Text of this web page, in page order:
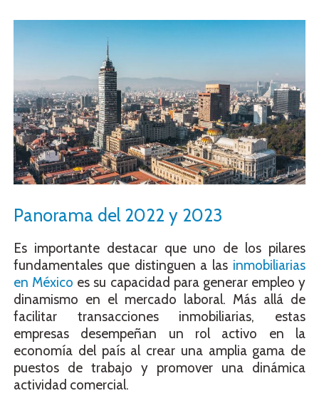
Panorama del 2022 y 2023
Es importante destacar que uno de los pilares
fundamentales que distinguen a las inmobiliarias
en México es su capacidad para generar empleo y
dinamismo en el mercado laboral. Más allá de
facilitar transacciones inmobiliarias, estas
empresas desempeñan un rol activo en la
economía del país al crear una amplia gama de
puestos de trabajo y promover una dinámica
actividad comercial.